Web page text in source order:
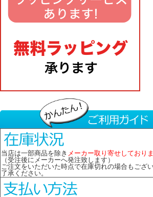
当店は一部商品を除き メーカー取り寄せしておりま
（受注後にメーカーへ発注致します）
ご注文をいただいた時点で在庫切れの場合もござ
了承ください。